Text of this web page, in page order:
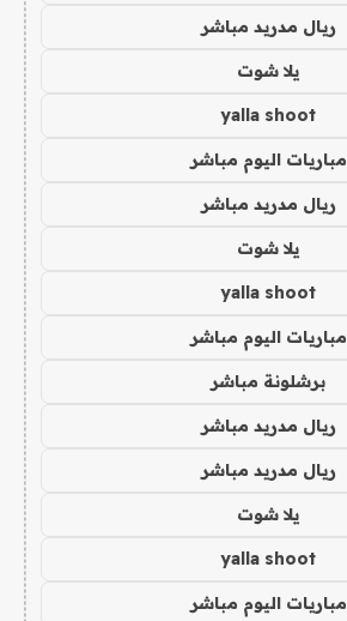
ريال مدريد مباشر
يلا شوت
yalla shoot
مباريات اليوم مباشر
ريال مدريد مباشر
يلا شوت
yalla shoot
مباريات اليوم مباشر
برشلونة مباشر
ريال مدريد مباشر
ريال مدريد مباشر
يلا شوت
yalla shoot
مباريات اليوم مباشر